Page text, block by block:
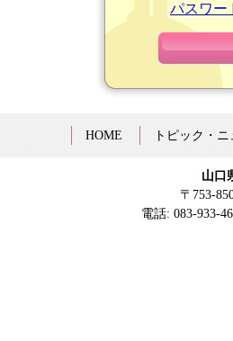
パスワー
HOME トピック・
山口
〒753-
電話: 083-933-